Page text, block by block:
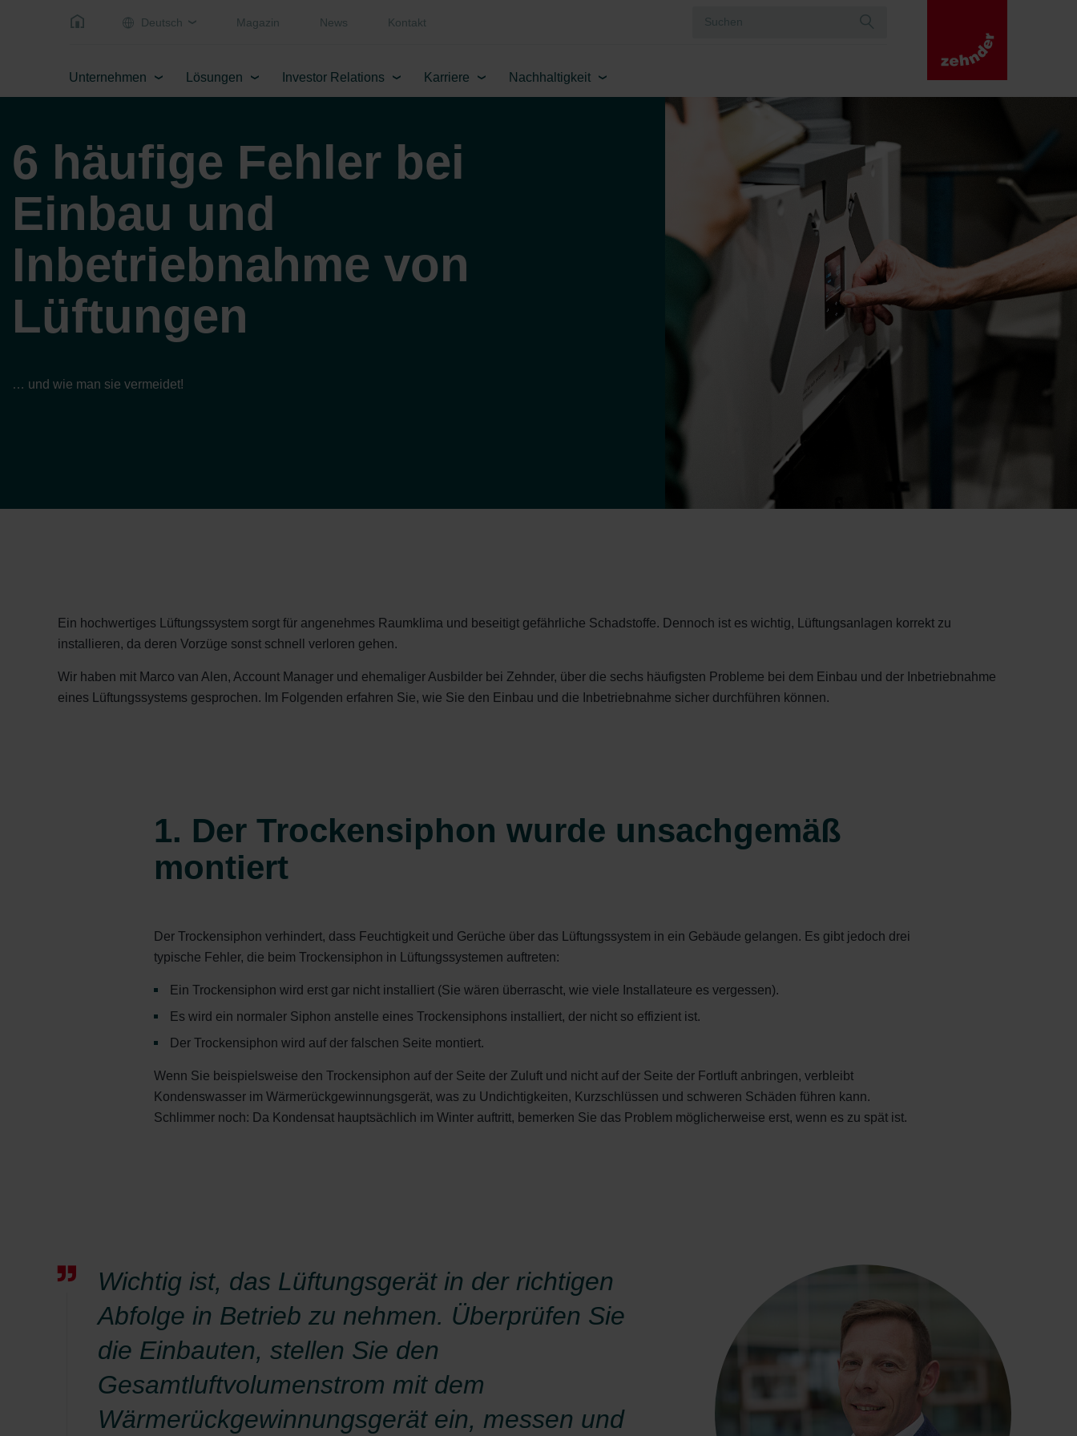
Deutsch Magazin News Kontakt
Unternehmen Lösungen Investor Relations Karriere Nachhaltigkeit
6 häufige Fehler bei
Einbau und
Inbetriebnahme von
Lüftungen
… und wie man sie vermeidet!
Ein hochwertiges Lüftungssystem sorgt für angenehmes Raumklima und beseitigt gefährliche Schadstoffe. Dennoch ist es wichtig, Lüftungsanlagen korrekt zu
installieren, da deren Vorzüge sonst schnell verloren gehen.
Wir haben mit Marco van Alen, Account Manager und ehemaliger Ausbilder bei Zehnder, über die sechs häufigsten Probleme bei dem Einbau und der Inbetriebnahme
eines Lüftungssystems gesprochen. Im Folgenden erfahren Sie, wie Sie den Einbau und die Inbetriebnahme sicher durchführen können.
1. Der Trockensiphon wurde unsachgemäß
montiert
Der Trockensiphon verhindert, dass Feuchtigkeit und Gerüche über das Lüftungssystem in ein Gebäude gelangen. Es gibt jedoch drei
typische Fehler, die beim Trockensiphon in Lüftungssystemen auftreten:
Ein Trockensiphon wird erst gar nicht installiert (Sie wären überrascht, wie viele Installateure es vergessen).
Es wird ein normaler Siphon anstelle eines Trockensiphons installiert, der nicht so effizient ist.
Der Trockensiphon wird auf der falschen Seite montiert.
Wenn Sie beispielsweise den Trockensiphon auf der Seite der Zuluft und nicht auf der Seite der Fortluft anbringen, verbleibt
Kondenswasser im Wärmerückgewinnungsgerät, was zu Undichtigkeiten, Kurzschlüssen und schweren Schäden führen kann.
Schlimmer noch: Da Kondensat hauptsächlich im Winter auftritt, bemerken Sie das Problem möglicherweise erst, wenn es zu spät ist.
Wichtig ist, das Lüftungsgerät in der richtigen
Abfolge in Betrieb zu nehmen. Überprüfen Sie
die Einbauten, stellen Sie den
Gesamtluftvolumenstrom mit dem
Wärmerückgewinnungsgerät ein, messen und